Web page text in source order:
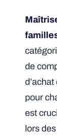
de
pour
est
lors